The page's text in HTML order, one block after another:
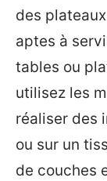
des
aptes à
tables ou
utilisez les
réaliser des
ou sur un
de couches